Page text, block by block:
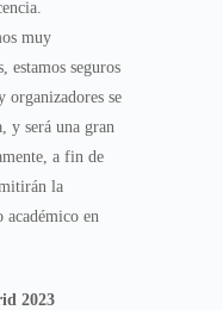
muy
estamos seguros
organizadores se
y será una gran
a fin de
la
en
2023